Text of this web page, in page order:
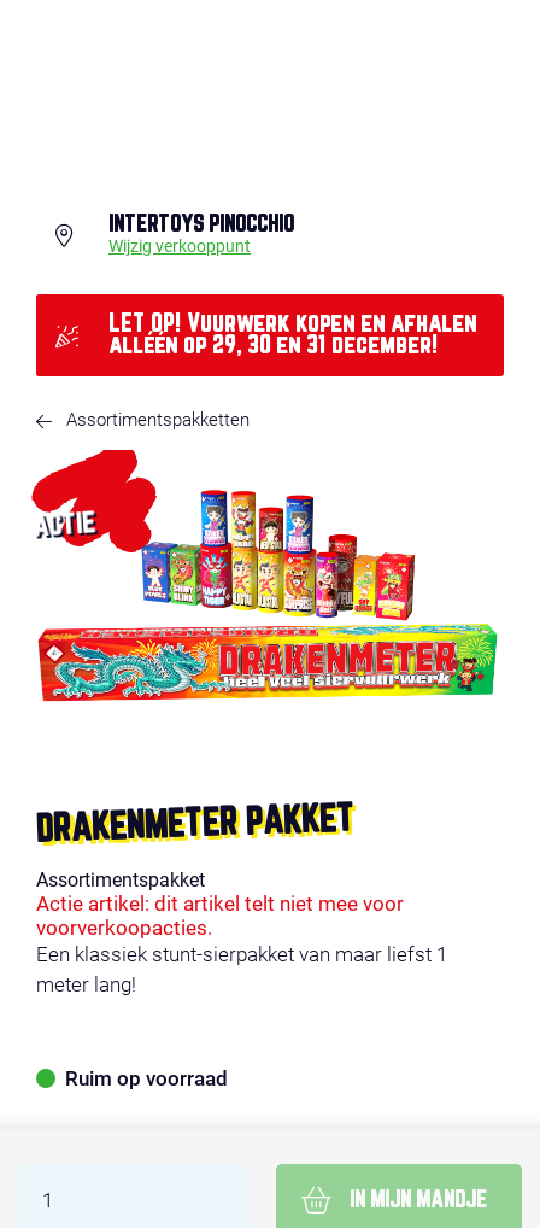
INTERTOYS PINOCCHIO
Wijzig verkooppunt
LET OP! Vuurwerk kopen en afhalen
alléén op 29, 30 en 31 december!
Assortimentspakketten
ACTIE
DRAKENMETER PAKKET
Assortimentspakket
Actie artikel: dit artikel telt niet mee voor
voorverkoopacties.
Een klassiek stunt-sierpakket van maar liefst 1
meter lang!
Ruim op voorraad
IN MIJN MANDJE